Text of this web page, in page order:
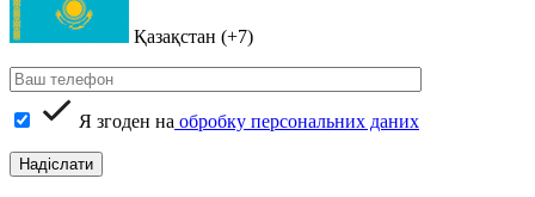
Қазақстан (+7)
Я згоден на обробку персональних даних